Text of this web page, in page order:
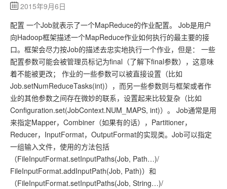
2015年9月6日
配置 一个Job就表示了一个MapReduce的作业配置。 Job是用户
向Hadoop框架描述一个MapReduce作业如何执行的最主要的接
口。框架会尽力按Job的描述去忠实地执行一个作业，但是： 一些
配置参数可能会被管理员标记为final（了解下final参数），这意味
着不能被更改； 作业的一些参数可以被直接设置（比如
Job.setNumReduceTasks(int)），而另一些参数则与框架或者作
业的其他参数之间存在微妙的联系，设置起来比较复杂（比如
Configuration.set(JobContext.NUM_MAPS, int)）。 Job通常是用
来指定Mapper，Combiner（如果有的话），Partitioner，
Reducer，InputFormat，OutputFormat的实现类。Job可以指定
一组输入文件，使用的方法包括
（FileInputFormat.setInputPaths(Job, Path…)/
FileInputFormat.addInputPath(Job, Path)）和
（FileInputFormat.setInputPaths(Job, String…)/